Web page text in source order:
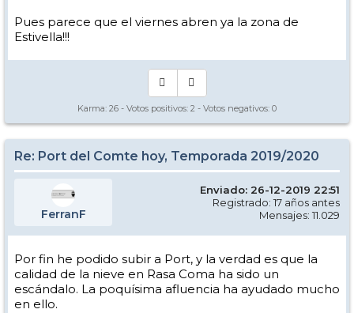
Pues parece que el viernes abren ya la zona de
Estivella!!!
Karma: 26 - Votos positivos: 2 - Votos negativos: 0
Re: Port del Comte hoy, Temporada 2019/2020
FerranF
Enviado: 26-12-2019 22:51
Registrado: 17 años antes
Mensajes: 11.029
Por fin he podido subir a Port, y la verdad es que la
calidad de la nieve en Rasa Coma ha sido un
escándalo. La poquísima afluencia ha ayudado mucho
en ello.